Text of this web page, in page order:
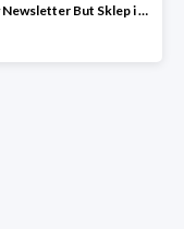
Zamów Newsletter But Sklep i odbierz 33 zł